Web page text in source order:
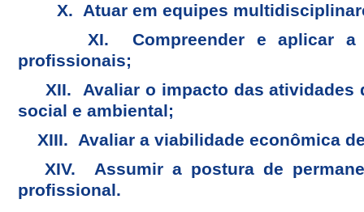
X. Atuar em equipes
XI. Compreender e aplicar a
profissionais;
XII. Avaliar o impacto das atividades
social e ambiental;
XIII. Avaliar a viabilidade econômica
XIV. Assumir a postura de
profissional.